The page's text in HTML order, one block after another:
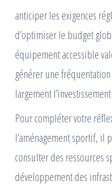
anticiper les exigences
d’optimiser le budget
équipement accessible
générer une
largement
Pour compléter votre
l’aménagement sportif, il
consulter des ressources
développement des